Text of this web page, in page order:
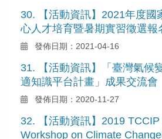
30. 【活動資訊】2021年度國
心人才培育暨暑期實習徵選報
發佈日期：2021-04-16
31. 【活動資訊】「臺灣氣候
適知識平台計畫」成果交流會
發佈日期：2020-11-27
32. 【活動資訊】2019
Workshop on Climate